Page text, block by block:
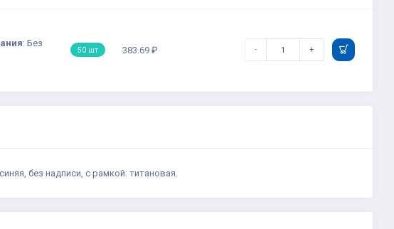
: Без
50 шт 383.69 ₽ - +
без надписи, с рамкой: титановая.